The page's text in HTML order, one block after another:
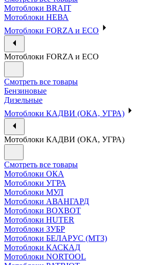
Мотоблоки BRAIT
Мотоблоки НЕВА
Мотоблоки FORZA и ECO
Мотоблоки FORZA и ECO
Смотреть все товары
Бензиновые
Дизельные
Мотоблоки КАДВИ (ОКА, УГРА)
Мотоблоки КАДВИ (ОКА, УГРА)
Смотреть все товары
Мотоблоки ОКА
Мотоблоки УГРА
Мотоблоки МУЛ
Мотоблоки АВАНГАРД
Мотоблоки BOXBOT
Мотоблоки HUTER
Мотоблоки ЗУБР
Мотоблоки БЕЛАРУС (МТЗ)
Мотоблоки КАСКАД
Мотоблоки NORTOOL